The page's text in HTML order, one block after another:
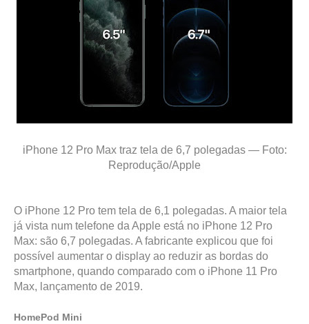
iPhone 12 Pro Max traz tela de 6,7 polegadas — Foto:
Reprodução/Apple
O iPhone 12 Pro tem tela de 6,1 polegadas. A maior tela
já vista num telefone da Apple está no iPhone 12 Pro
Max: são 6,7 polegadas. A fabricante explicou que foi
possível aumentar o display ao reduzir as bordas do
smartphone, quando comparado com o iPhone 11 Pro
Max, lançamento de 2019.
HomePod Mini